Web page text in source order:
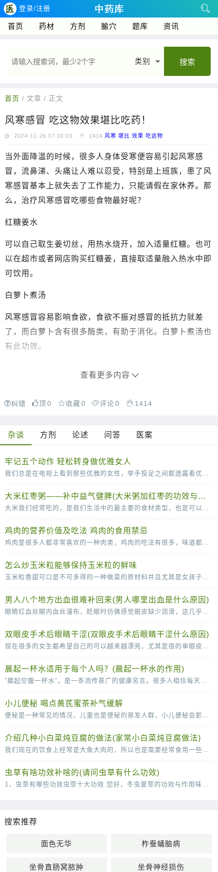
登录/注册
首页 药材 方剂 腧穴 题库 资讯
类别 搜索
首页 / 文章 / 正文
风寒感冒 吃这物效果堪比吃药！
2024-11-26 07:30:03 1414 风寒 堪比 效果 吃这物
当外面降温的时候，很多人身体受寒便容易引起风寒感
冒，流鼻涕、头痛让人难以忍受，特别是上班族，患了风
寒感冒基本上就失去了工作能力，只能请假在家休养。那
么，治疗风寒感冒吃哪些食物最好呢？
红糖姜水
可以自己取生姜切丝，用热水烧开，加入适量红糖。也可
以在超市或者网店购买红糖姜，直接取适量融入热水中即
可饮用。
白萝卜煮汤
风寒感冒容易影响食欲，食欲不振对感冒的抵抗力就差
了，而白萝卜含有很多酶类，有助于消化。白萝卜煮汤也
有此功效。
查看更多内容
纠错 顶0 收藏0 评论0 1414
杂谈 方剂 论述 问答 医案
牢记五个动作 轻松转身做优雅女人
我们总是在电视上看到那些优雅的女性，举手投足之间都透露着优雅。其实，漂亮的女人不单单是脸蛋长得漂亮，拥有一个完美的身材，更要有气质，而气质并不是一天两天就可以培养出来的，需
大米红枣粥——补中益气健脾(大米粥加红枣的功效与作用)
大米我们经常吃的，是我们生活中的最主要的食材类型，也是可以补充丰富的碳水化合物的重要的来源。大米和红枣搭配煮粥的话可以有滋补气血的作用，红枣可以补血，而且还可以补铁的哦
鸡肉的营养价值及吃法 鸡肉的食用禁忌
鸡肉是很多人都非常喜欢的一种肉类，鸡肉的吃法有很多，味道都很可口，鸡肉的脂肪含量比较低，常吃也没那么容易长胖，营养价值很高。鸡肉的营养价值及吃法多吃鸡肉，有助于抗冻防病，而且
怎么炒玉米粒能够保持玉米粒的鲜味
玉米粒香甜可口是不可多得的一种做菜的原材料并且尤其是女孩子是很喜欢吃玉米粒的因为玉米粒味道香甜，但是当我们自己尝试着去做玉米粒的时候就会发现其实很多时候我们做的玉
男人八个地方出血很难补回来(男人哪里出血是什么原因)
眼睛红血丝眼内血丝漫布，眨眼时仿佛感觉眼皮缺少润滑，这几乎可以确定眼睛已经感染了。这时应停止视物，敷上一条冷毛巾，稍事缓解，同时涂一些消炎眼膏。切记不能揉眼睛，因为手是脏的
双眼皮手术后眼睛干涩(双眼皮手术后眼睛干涩什么原因)
现在很多的女生都希望自己的可以越来越漂亮，尤其是很的单眼皮女生更是喜欢双眼皮，所以很多人都会选择通过做双眼皮手术的方法变成双眼皮。很多女生在做了双眼皮手术之后，会感觉
晨起一杯水适用于每个人吗？(晨起一杯水的作用)
“晨起空腹一杯水”，是一条流传甚广的健康名言。很多人相信每天的这杯水，可以清肠胃、排毒养颜、稀释血液，甚至还可以减少疾病的发生。那么，晨起一杯水适用于每个人吗？不是的。从
小儿便秘 喝点黄芪蜜茶补气缓解
便秘是一种常见的情况，儿童也是便秘的易发人群，小儿便秘会影响到身心的健康发育，所以小儿出现便秘的时候一定要及时的调理。下面中医就为父母们介绍几款辅助治疗便秘的食疗方，快
介绍几种小白菜炖豆腐的做法(家常小白菜炖豆腐做法)
我们现在的饮食上经常是大鱼大肉的，所以也是需要经常食用一些小清新的菜肴来很好的改善我们的肠胃的，说到这里，口味清淡的小白菜炖豆腐就是我们不得不说的一道菜了，这道菜虽然说
虫草有啥功效补啥的(请问虫草有什么功效)
1、虫草有哪些功效虫草十大功效 您好，冬虫夏草的功效与作用味甘，性平。能补肾壮阳，补肺平喘，止血化痰。用于肾虚阳痿，遗精，头昏耳鸣；肺虚或肺肾两虚，喘咳短气，或咳血；体虚自汗，畏风。1
搜索推荐
面色无华 柞蚕蛹脑病
坐骨直肠窝脓肿 坐骨神经损伤